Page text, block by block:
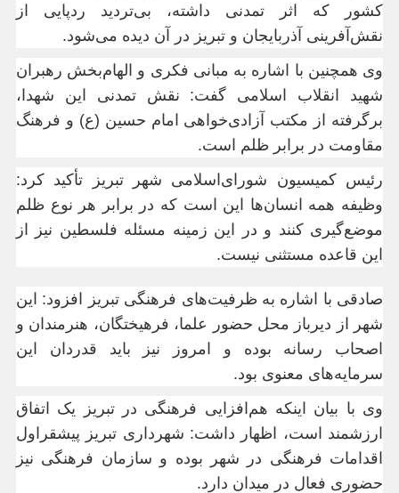
کشور که اثر تمدنی داشته، بی‌تردید ردپایی از
نقش‌آفرینی آذربایجان و تبریز در آن دیده می‌شود.
وی همچنین با اشاره به مبانی فکری و الهام‌بخش رهبران
شهید انقلاب اسلامی گفت: نقش تمدنی این شهدا،
برگرفته از مکتب آزادی‌خواهی امام حسین (ع) و فرهنگ
مقاومت در برابر ظلم است.
رئیس کمیسیون شورای‌اسلامی شهر تبریز تأکید کرد:
وظیفه همه انسان‌ها این است که در برابر هر نوع ظلم
موضع‌گیری کنند و در این زمینه مسئله فلسطین نیز از
این قاعده مستثنی نیست.
صادقی با اشاره به ظرفیت‌های فرهنگی تبریز افزود: این
شهر از دیرباز محل حضور علما، فرهیختگان، هنرمندان و
اصحاب رسانه بوده و امروز نیز باید قدردان این
سرمایه‌های معنوی بود.
وی با بیان اینکه هم‌افزایی فرهنگی در تبریز یک اتفاق
ارزشمند است، اظهار داشت: شهرداری تبریز پیشقراول
اقدامات فرهنگی در شهر بوده و سازمان فرهنگی نیز
حضوری فعال در میدان دارد.